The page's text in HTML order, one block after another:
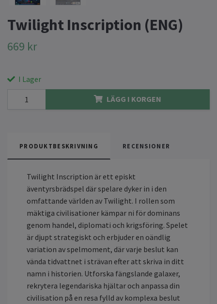
Twilight Inscription (ENG)
669 kr
I Lager
LÄGG I KORGEN
PRODUKTBESKRIVNING RECENSIONER
Twilight Inscription är ett episkt
äventyrsbrädspel där spelare dyker in i den
omfattande världen av Twilight. I rollen som
mäktiga civilisationer kämpar ni för dominans
genom handel, diplomati och krigsföring. Spelet
är djupt strategiskt och erbjuder en oändlig
variation av spelmoment, där varje beslut kan
vända tidvattnet i strävan efter att skriva in ditt
namn i historien. Utforska fängslande galaxer,
rekrytera legendariska hjältar och anpassa din
civilisation på en resa fylld av komplexa beslut